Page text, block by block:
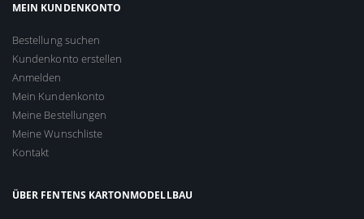
MEIN KUNDENKONTO
Bestellung suchen
Kundenkonto erstellen
Anmelden
Mein Kundenkonto
Meine Bestellungen
Meine Wunschliste
Kontakt
ÜBER FENTENS KARTONMODELLBAU